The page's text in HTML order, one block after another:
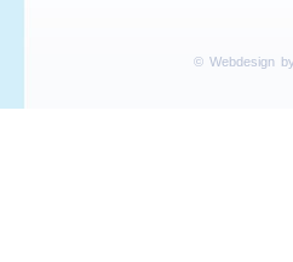
© Webdesign